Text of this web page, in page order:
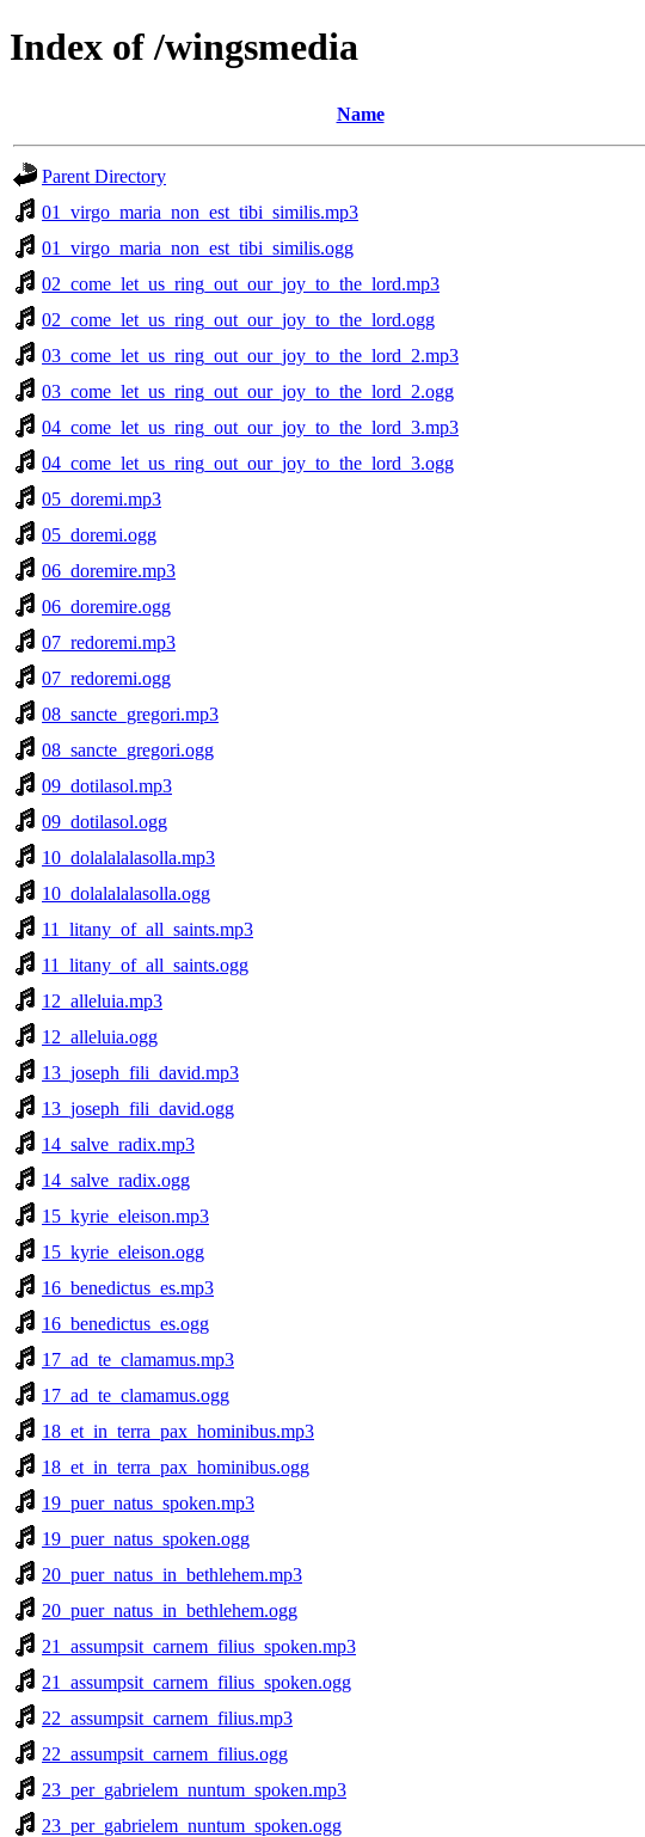
Index of /wingsmedia
Name
Parent Directory
01_virgo_maria_non_est_tibi_similis.mp3
01_virgo_maria_non_est_tibi_similis.ogg
02_come_let_us_ring_out_our_joy_to_the_lord.mp3
02_come_let_us_ring_out_our_joy_to_the_lord.ogg
03_come_let_us_ring_out_our_joy_to_the_lord_2.mp3
03_come_let_us_ring_out_our_joy_to_the_lord_2.ogg
04_come_let_us_ring_out_our_joy_to_the_lord_3.mp3
04_come_let_us_ring_out_our_joy_to_the_lord_3.ogg
05_doremi.mp3
05_doremi.ogg
06_doremire.mp3
06_doremire.ogg
07_redoremi.mp3
07_redoremi.ogg
08_sancte_gregori.mp3
08_sancte_gregori.ogg
09_dotilasol.mp3
09_dotilasol.ogg
10_dolalalalasolla.mp3
10_dolalalalasolla.ogg
11_litany_of_all_saints.mp3
11_litany_of_all_saints.ogg
12_alleluia.mp3
12_alleluia.ogg
13_joseph_fili_david.mp3
13_joseph_fili_david.ogg
14_salve_radix.mp3
14_salve_radix.ogg
15_kyrie_eleison.mp3
15_kyrie_eleison.ogg
16_benedictus_es.mp3
16_benedictus_es.ogg
17_ad_te_clamamus.mp3
17_ad_te_clamamus.ogg
18_et_in_terra_pax_hominibus.mp3
18_et_in_terra_pax_hominibus.ogg
19_puer_natus_spoken.mp3
19_puer_natus_spoken.ogg
20_puer_natus_in_bethlehem.mp3
20_puer_natus_in_bethlehem.ogg
21_assumpsit_carnem_filius_spoken.mp3
21_assumpsit_carnem_filius_spoken.ogg
22_assumpsit_carnem_filius.mp3
22_assumpsit_carnem_filius.ogg
23_per_gabrielem_nuntum_spoken.mp3
23_per_gabrielem_nuntum_spoken.ogg